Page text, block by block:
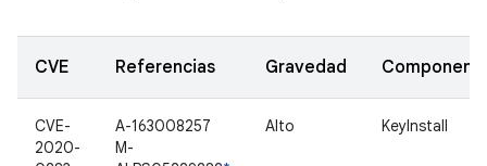
CVE Referencias Gravedad
CVE-
2020-
A-163008257
M-
Alto KeyInstall